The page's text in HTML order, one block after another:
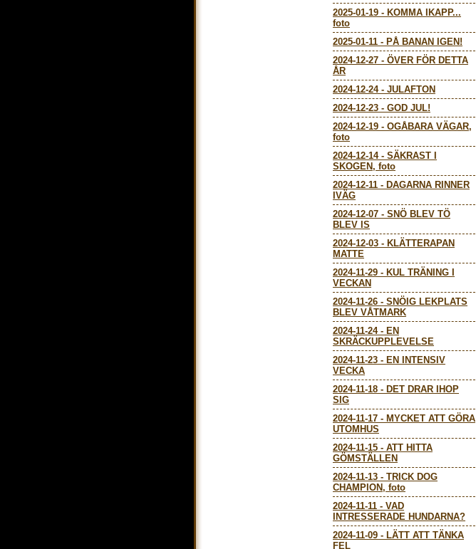
2025-01-19 - KOMMA IKAPP...
foto
2025-01-11 - PÅ BANAN IGEN!
2024-12-27 - ÖVER FÖR DETTA
ÅR
2024-12-24- JULAFTON
2024-12-23 - GOD JUL!
2024-12-19 - OGÅBARA VÄGAR,
foto
2024-12-14- SÄKRAST I
SKOGEN, foto
2024-12-11 - DAGARNA RINNER
IVÄG
2024-12-07 - SNÖ BLEV TÖ
BLEV IS
2024-12-03 - KLÄTTERAPAN
MATTE
2024-11-29 - KUL TRÄNING I
VECKAN
2024-11-26 - SNÖIG LEKPLATS
BLEV VÅTMARK
2024-11-24- EN
SKRÄCKUPPLEVELSE
2024-11-23 - EN INTENSIV
VECKA
2024-11-18 - DET DRAR IHOP
SIG
2024-11-17 - MYCKET ATT GÖRA
UTOMHUS
2024-11-15 - ATT HITTA
GÖMSTÄLLEN
2024-11-13 - TRICK DOG
CHAMPION, foto
2024-11-11 - VAD
INTRESSERADE HUNDARNA?
2024-11-09 - LÄTT ATT TÄNKA
FEL